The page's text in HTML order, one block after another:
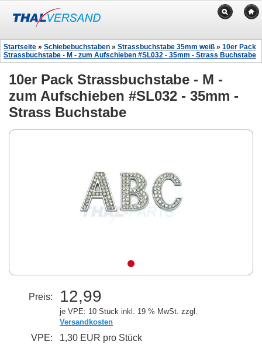
Startseite » Schiebebuchstaben » Strassbuchstabe 35mm weiß » 10er Pack
Strassbuchstabe - M - zum Aufschieben #SL032 - 35mm - Strass Buchstabe
10er Pack Strassbuchstabe - M -
zum Aufschieben #SL032 - 35mm -
Strass Buchstabe
Preis: 12,99
je VPE: 10 Stück inkl. 19 % MwSt. zzgl.
Versandkosten
VPE:
1,30 EUR pro Stück